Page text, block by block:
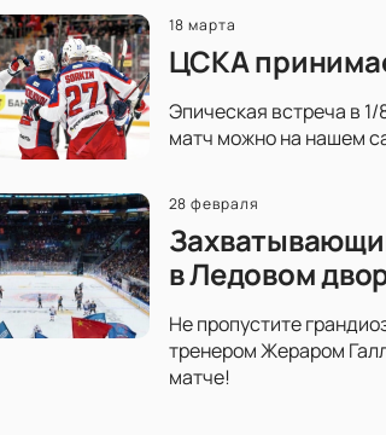
18 марта
ЦСКА
Эпическая встреча в
матч можно на нашем
28 февраля
в Ледовом
Не пропустите
тренером Жераром
матче!